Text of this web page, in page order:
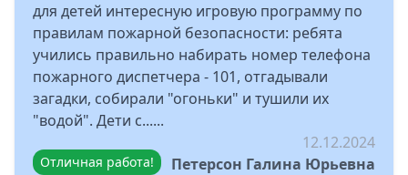
для детей интересную игровую программу по
правилам пожарной безопасности: ребята
учились правильно набирать номер телефона
пожарного диспетчера - 101, отгадывали
загадки, собирали "огоньки" и тушили их
"водой". Дети с......
Отличная работа!
12.12.2024
Петерсон Галина Юрьевна